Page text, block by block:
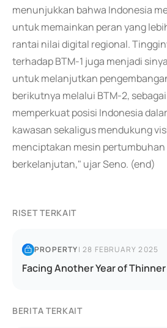
menunjukkan bahwa Indonesia
untuk memainkan peran yang
rantai nilai digital regional.
terhadap BTM-1 juga menjadi
untuk melanjutkan
berikutnya melalui BTM-2,
memperkuat posisi Indonesia
kawasan sekaligus mendukung
menciptakan mesin pertumbuhan
berkelanjutan," ujar Seno. (end)
RISET TERKAIT
PROPERTY|28 FEBRUARY 2025
Facing Another Year of Thinner
BERITA TERKAIT